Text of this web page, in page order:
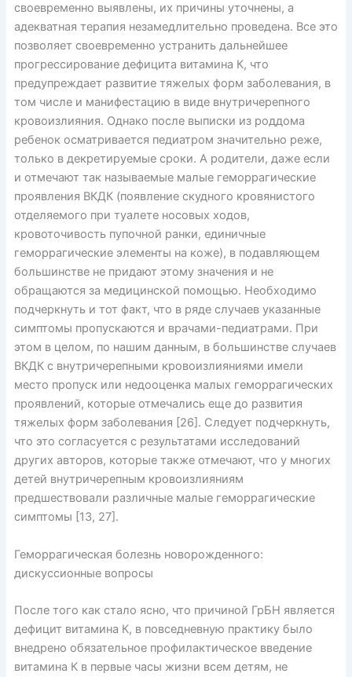
своевременно выявлены, их причины уточнены, а
адекватная терапия незамедлительно проведена. Все это
позволяет своевременно устранить дальнейшее
прогрессирование дефицита витамина К, что
предупреждает развитие тяжелых форм заболевания, в
том числе и манифестацию в виде внутричерепного
кровоизлияния. Однако после выписки из роддома
ребенок осматривается педиатром значительно реже,
только в декретируемые сроки. А родители, даже если
и отмечают так называемые малые геморрагические
проявления ВКДК (появление скудного кровянистого
отделяемого при туалете носовых ходов,
кровоточивость пупочной ранки, единичные
геморрагические элементы на коже), в подавляющем
большинстве не придают этому значения и не
обращаются за медицинской помощью. Необходимо
подчеркнуть и тот факт, что в ряде случаев указанные
симптомы пропускаются и врачами-педиатрами. При
этом в целом, по нашим данным, в большинстве случаев
ВКДК с внутричерепными кровоизлияниями имели
место пропуск или недооценка малых геморрагических
проявлений, которые отмечались еще до развития
тяжелых форм заболевания [26]. Следует подчеркнуть,
что это согласуется с результатами исследований
других авторов, которые также отмечают, что у многих
детей внутричерепным кровоизлияниям
предшествовали различные малые геморрагические
симптомы [13, 27].
Геморрагическая болезнь новорожденного:
дискуссионные вопросы
После того как стало ясно, что причиной ГрБН является
дефицит витамина К, в повседневную практику было
внедрено обязательное профилактическое введение
витамина К в первые часы жизни всем детям, не